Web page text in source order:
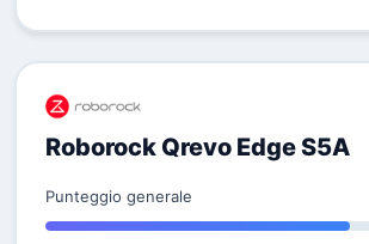
Roborock Qrevo Edge S5A
Punteggio generale